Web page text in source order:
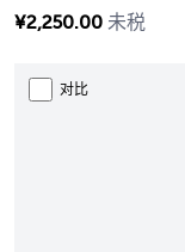
¥2,250.00 未税
对比